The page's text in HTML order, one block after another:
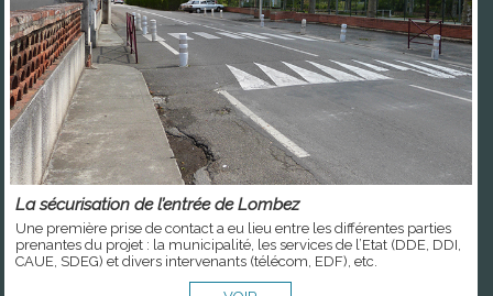
La sécurisation de l’entrée de Lombez
Une première prise de contact a eu lieu entre les différentes parties
prenantes du projet : la municipalité, les services de l’Etat (DDE, DDI,
CAUE, SDEG) et divers intervenants (télécom, EDF), etc.